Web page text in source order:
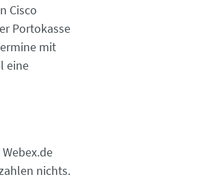
Cisco
Portokasse
mit
eine
nichts.